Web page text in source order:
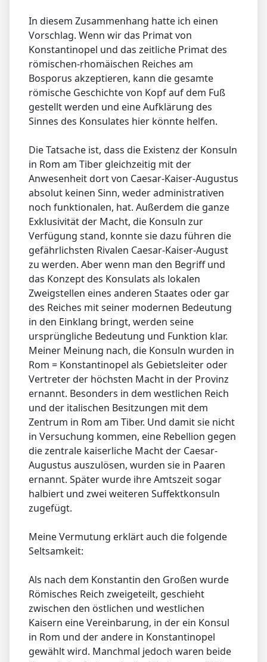
In diesem Zusammenhang hatte ich einen
Vorschlag. Wenn wir das Primat von
Konstantinopel und das zeitliche Primat des
römischen-rhomäischen Reiches am
Bosporus akzeptieren, kann die gesamte
römische Geschichte von Kopf auf dem Fuß
gestellt werden und eine Aufklärung des
Sinnes des Konsulates hier könnte helfen.
Die Tatsache ist, dass die Existenz der Konsuln
in Rom am Tiber gleichzeitig mit der
Anwesenheit dort von Caesar-Kaiser-Augustus
absolut keinen Sinn, weder administrativen
noch funktionalen, hat. Außerdem die ganze
Exklusivität der Macht, die Konsuln zur
Verfügung stand, konnte sie dazu führen die
gefährlichsten Rivalen Caesar-Kaiser-August
zu werden. Aber wenn man den Begriff und
das Konzept des Konsulats als lokalen
Zweigstellen eines anderen Staates oder gar
des Reiches mit seiner modernen Bedeutung
in den Einklang bringt, werden seine
ursprüngliche Bedeutung und Funktion klar.
Meiner Meinung nach, die Konsuln wurden in
Rom = Konstantinopel als Gebietsleiter oder
Vertreter der höchsten Macht in der Provinz
ernannt. Besonders in dem westlichen Reich
und der italischen Besitzungen mit dem
Zentrum in Rom am Tiber. Und damit sie nicht
in Versuchung kommen, eine Rebellion gegen
die zentrale kaiserliche Macht der Caesar-
Augustus auszulösen, wurden sie in Paaren
ernannt. Später wurde ihre Amtszeit sogar
halbiert und zwei weiteren Suffektkonsuln
zugefügt.
Meine Vermutung erklärt auch die folgende
Seltsamkeit:
Als nach dem Konstantin den Großen wurde
Römisches Reich zweigeteilt, geschieht
zwischen den östlichen und westlichen
Kaisern eine Vereinbarung, in der ein Konsul
in Rom und der andere in Konstantinopel
gewählt wird. Manchmal jedoch waren beide